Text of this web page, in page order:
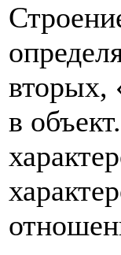
вторых,
в